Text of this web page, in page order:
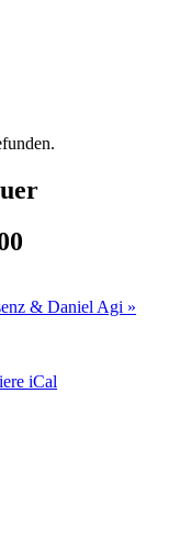
& Daniel Agi »
iCal